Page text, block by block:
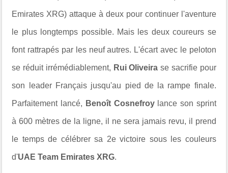
Emirates XRG) attaque à deux pour continuer l'aventure
le plus longtemps possible. Mais les deux coureurs se
font rattrapés par les neuf autres. L'écart avec le peloton
se réduit irrémédiablement, Rui Oliveira se sacrifie pour
son leader Français jusqu'au pied de la rampe finale.
Parfaitement lancé, Benoît Cosnefroylance son sprint
à 600 mètres de la ligne, il ne sera jamais revu, il prend
le temps de célébrer sa 2e victoire sous les couleurs
d'UAE Team Emirates XRG.